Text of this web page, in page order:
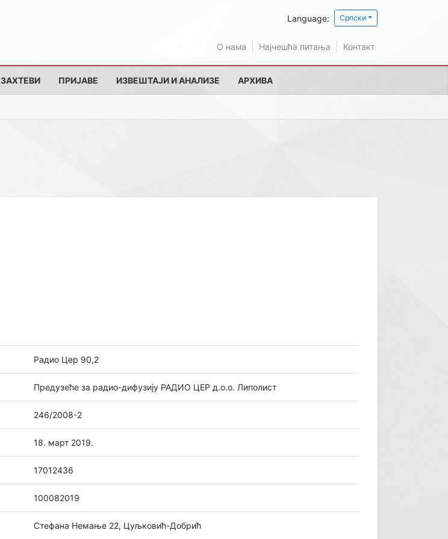
Language: Српски
О нама Најчешћа питања Контакт
ЗАХТЕВИ ПРИЈАВЕ ИЗВЕШТАЈИ И АНАЛИЗЕ АРХИВА
Радио Цер 90,2
Предузеће за радио-дифузију РАДИО ЦЕР д.о.о. Липолист
246/2008-2
18. март 2019.
17012436
100082019
Стефана Немање 22, Цуљковић-Добрић